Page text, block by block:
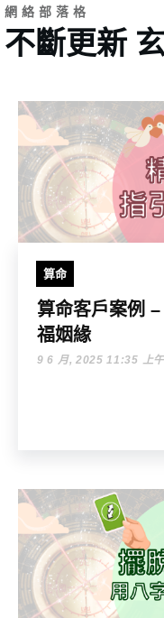
網絡部落格
不斷更新
算命
算命客戶案例
福姻緣
9 6 月, 2025 11:35 上午